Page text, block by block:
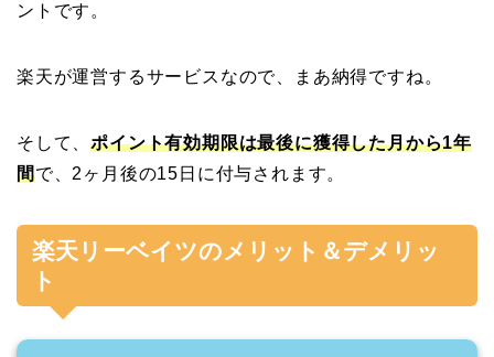
ントです。
楽天が運営するサービスなので、まあ納得ですね。
そして、ポイント有効期限は最後に獲得した月から1年
間で、2ヶ月後の15日に付与されます。
楽天リーベイツのメリット＆デメリッ
ト